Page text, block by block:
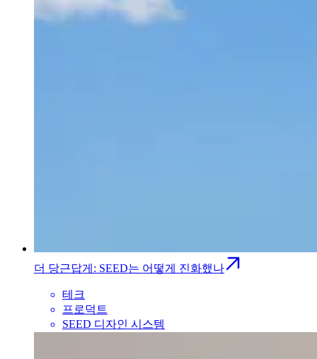
더 당근답게: SEED는 어떻게 진화했나
테크
프로덕트
SEED 디자인 시스템